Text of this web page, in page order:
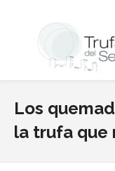
Los
la trufa que